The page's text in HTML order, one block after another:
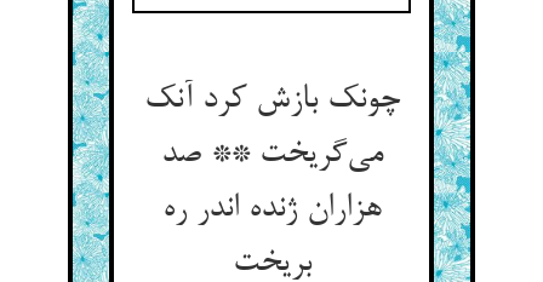
چونک بازش کرد آنک
می‌گریخت ** صد
هزاران ژنده اندر ره
بریخت